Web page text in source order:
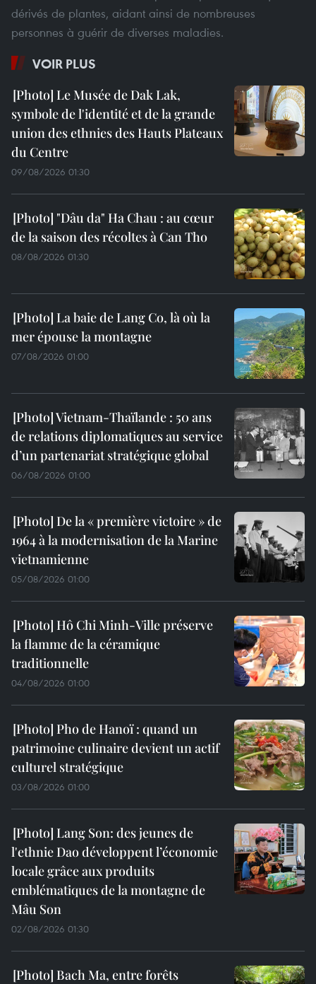
dérivés de plantes, aidant ainsi de nombreuses
personnes à guérir de diverses maladies.
VOIR PLUS
Le Musée de Dak Lak,
symbole de l'identité et de la grande
union des ethnies des Hauts Plateaux
du Centre
09/08/2026 01:30
"Dâu da" Ha Chau : au cœur
de la saison des récoltes à Can Tho
08/08/2026 01:30
La baie de Lang Co, là où la
mer épouse la montagne
07/08/2026 01:00
Vietnam-Thaïlande : 50 ans
de relations diplomatiques au service
d’un partenariat stratégique global
06/08/2026 01:00
De la « première victoire » de
1964 à la modernisation de la Marine
vietnamienne
05/08/2026 01:00
Hô Chi Minh-Ville préserve
la flamme de la céramique
traditionnelle
04/08/2026 01:00
Pho de Hanoï : quand un
patrimoine culinaire devient un actif
culturel stratégique
03/08/2026 01:00
Lang Son: des jeunes de
l'ethnie Dao développent l’économie
locale grâce aux produits
emblématiques de la montagne de
Mâu Son
02/08/2026 01:30
Bach Ma, entre forêts